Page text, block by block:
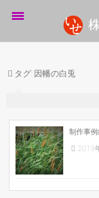
伊勢出版だより
制作実績
企業情報
採用情報
タグ: 因幡の白兎
制作事
2019